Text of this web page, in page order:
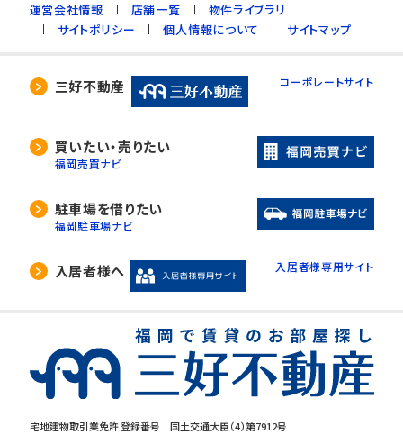
宅地建物取引業免許 登録番号 国土交通大臣（4）第7912号
運営会社情報 店舗一覧
物件ライブラリ
サイトポリシー
個人情報について サイトマップ
三好不動産 コーポレートサイト
買いたい・売りたい
福岡売買ナビ
駐車場を借りたい
福岡駐車場ナビ
入居者様へ 入居者様専用サイト